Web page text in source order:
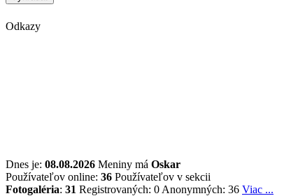
Odkazy
Dnes je: 08.08.2026 Meniny má Oskar
Používateľov online: 36 Používateľov v sekcii
Fotogaléria: 31 Registrovaných: 0 Anonymných: 36 Viac ...